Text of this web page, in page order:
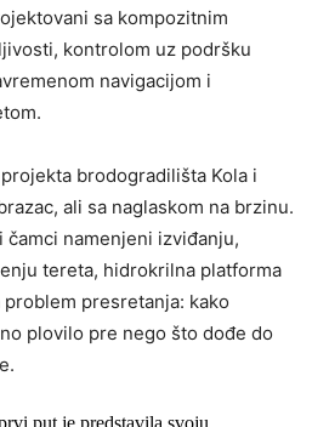
sa kompozitnim
kontrolom uz podršku
navigacijom i
brodogradilišta Kola i
ali sa naglaskom na brzinu.
namenjeni izviđanju,
tereta, hidrokrilna platforma
presretanja: kako
plovilo pre nego što dođe do